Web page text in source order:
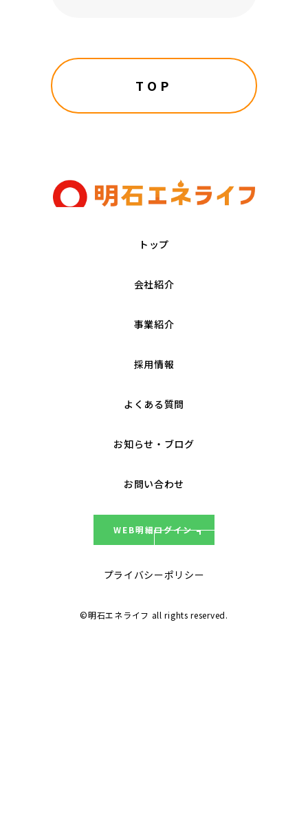
TOP
トップ
会社紹介
事業紹介
採用情報
よくある質問
お知らせ・ブログ
お問い合わせ
WEB明細ログイン
プライバシーポリシー
©明石エネライフ all rights reserved.